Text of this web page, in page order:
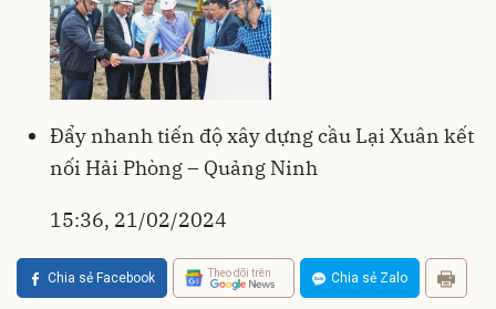
Đẩy nhanh tiến độ xây dựng cầu Lại Xuân kết
nối Hải Phòng – Quảng Ninh
15:36, 21/02/2024
Chia sẻ Facebook Theo dõi trên Chia sẻ Zalo